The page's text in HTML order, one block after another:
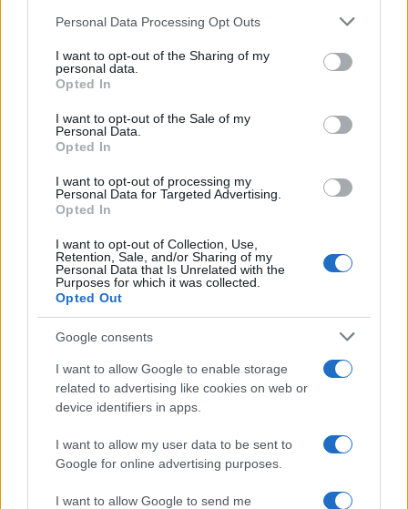
Please note that this website/app uses one or more Google
not limited to your visit or usage behaviour. You may click to
grant or deny consent to Google and its third-party tags to
use your data for below specified purposes in below Google
consent section.
Personal Data Processing Opt Outs
I want to opt-out of the Sharing of my
personal data.
Opted In
I want to opt-out of the Sale of my
Personal Data.
Opted In
I want to opt-out of processing my
Personal Data for Targeted Advertising.
Opted In
I want to opt-out of Collection, Use,
Retention, Sale, and/or Sharing of my
Personal Data that Is Unrelated with the
Purposes for which it was collected.
Opted Out
Google consents
I want to allow Google to enable storage
related to advertising like cookies on web or
device identifiers in apps.
I want to allow my user data to be sent to
Google for online advertising purposes.
I want to allow Google to send me
Πιο δημοφιλή
Κωνσταντίνος Αργυρός και Αλεξάνδρα
Νίκα κάνουν διακοπές με πολυτελές γιοτ
Η Άννα Βίσση ξετρελάθηκε με μπάντα που
έπαιζε Τσιτσάνη στο Φισκάρδο και τους
Θρήνος για τον Λιονέλ Μέσι – Πέθανε ο
πατέρας του, Χόρχε
Ελίζαμπεθ Ελέτσι και Νεκτάριος Λεμονίδης
πήγαν στον Άγιο Νεκτάριο Βούλας για να
πάρουν την ευχή για τον γιο τους
Ηφαίστειο Σαντορίνης: Ένας 15χρονος που
δεν πρόλαβε να ξεφύγει από το τσουνάμι
μπορεί να αλλάξει τη χρονολογία της
προϊστορικής έκρηξης
Πιο σχολιασμένα
Βγήκαν ξανά τα μαχαίρια στην Ελπίδα
για τη Δημοκρατία: «Καρυστιανού,
κίνημα σε φοβικό αρχηγικό κόμμα»